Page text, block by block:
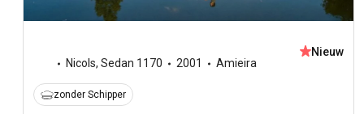
Nicols, Sedan 1170 2001 Amieira
Nieuw
zonder Schipper